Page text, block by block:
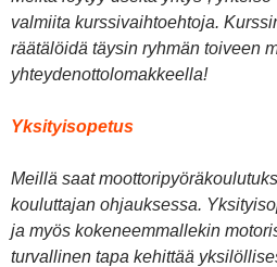
valmiita kurssivaihtoehtoja.
räätälöidä täysin ryhmän toiveen
yhteydenottolomakkeella!
Yksityisopetus
Meillä saat
kouluttajan ohjauksessa.
ja myös kokeneemmallekin
turvallinen tapa kehittää